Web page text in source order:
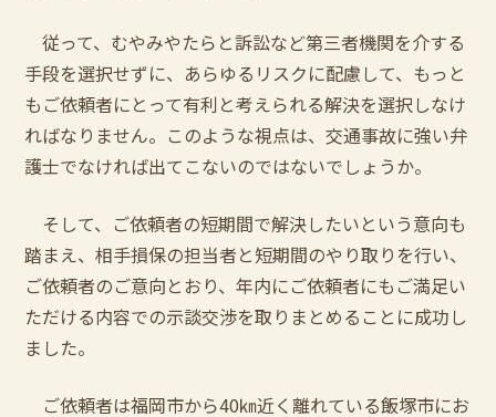
従って、むやみやたらと訴訟など第三者機関を介する
手段を選択せずに、あらゆるリスクに配慮して、もっと
もご依頼者にとって有利と考えられる解決を選択しなけ
ればなりません。このような視点は、交通事故に強い弁
護士でなければ出てこないのではないでしょうか。
そして、ご依頼者の短期間で解決したいという意向も
踏まえ、相手損保の担当者と短期間のやり取りを行い、
ご依頼者のご意向とおり、年内にご依頼者にもご満足い
ただける内容での示談交渉を取りまとめることに成功し
ました。
ご依頼者は福岡市から40㎞近く離れている飯塚市にお